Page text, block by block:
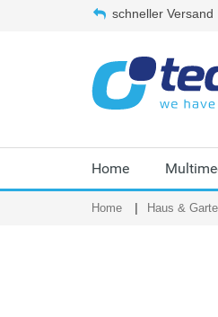
schneller Versand
Home
Home Haus &